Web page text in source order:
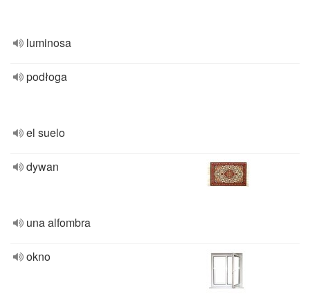
luminosa
podłoga
el suelo
dywan
una alfombra
okno